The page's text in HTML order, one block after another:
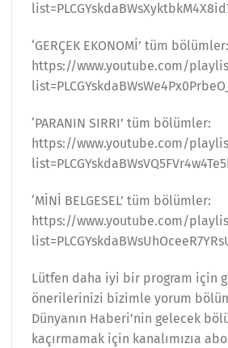
‘GERÇEK EKONOMİ’ tüm bölümler:
https://www.youtube.com/
‘PARANIN SIRRI’ tüm bölümler:
https://www.youtube.com/
‘MİNİ BELGESEL’ tüm bölümler:
https://www.youtube.com/
Lütfen daha iyi bir program için
önerilerinizi bizimle yorum
Dünyanın Haberi’nin gelecek
kaçırmamak için kanalımızıa